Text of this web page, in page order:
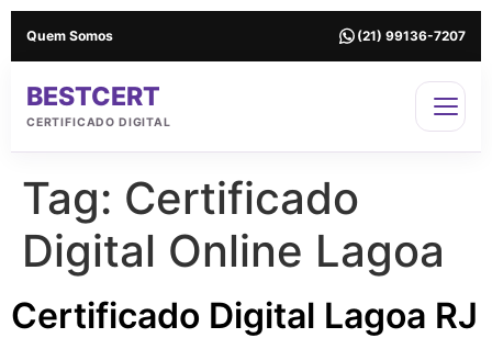
Quem Somos (21) 99136-7207
BESTCERT
CERTIFICADO DIGITAL
Tag: Certificado
Digital Online Lagoa
Certificado Digital Lagoa RJ